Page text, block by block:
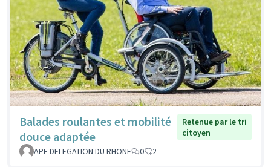
Balades roulantes et mobilité
douce adaptée
Retenue par le tri
citoyen
APF DELEGATION DU RHONE
0 2